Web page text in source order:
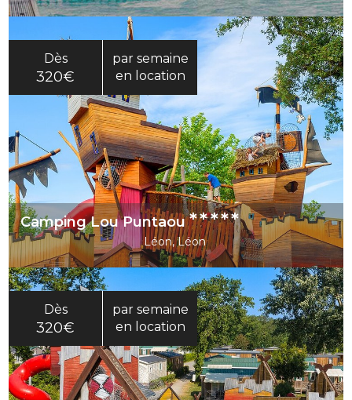
Dès
320€
par semaine
en location
Camping Lou Puntaou*****
Léon, Léon
Dès
320€
par semaine
en location